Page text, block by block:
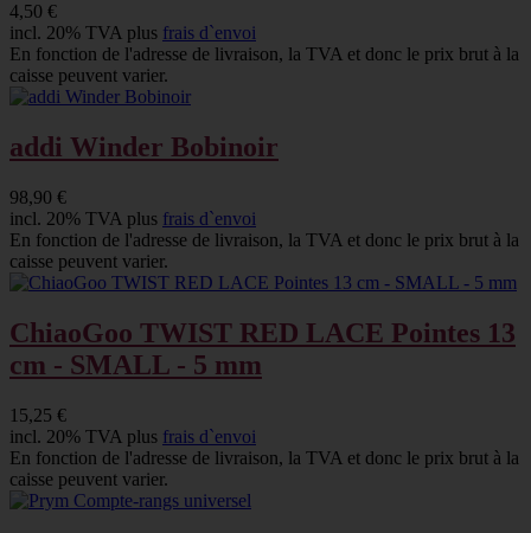
4,50 €
incl. 20% TVA plus frais d`envoi
En fonction de l'adresse de livraison, la TVA et donc le prix brut à la
caisse peuvent varier.
addi Winder Bobinoir
98,90 €
incl. 20% TVA plus frais d`envoi
En fonction de l'adresse de livraison, la TVA et donc le prix brut à la
caisse peuvent varier.
ChiaoGoo TWIST RED LACE Pointes 13
cm - SMALL - 5 mm
15,25 €
incl. 20% TVA plus frais d`envoi
En fonction de l'adresse de livraison, la TVA et donc le prix brut à la
caisse peuvent varier.